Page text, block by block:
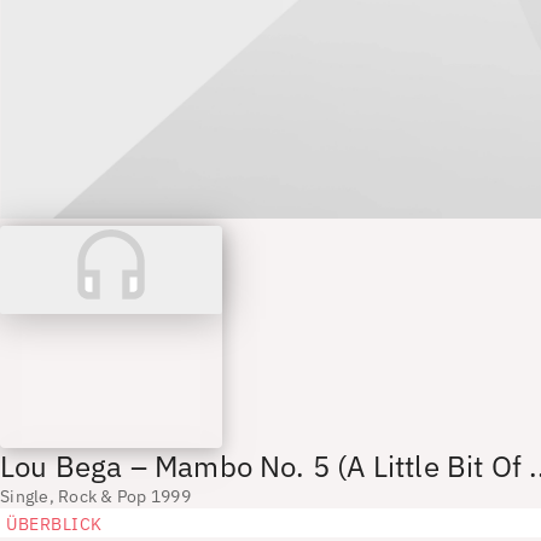
Lou Bega – Mambo No. 5 (A Little Bit Of
Single, Rock & Pop 1999
ÜBERBLICK